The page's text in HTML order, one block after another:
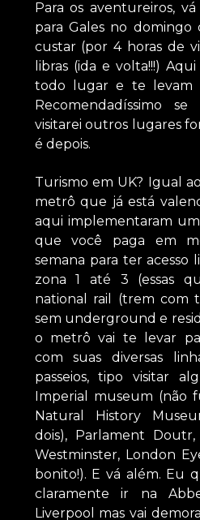
Para os aventureiros,
para Gales no
custar (por 4 horas de
libras (ida e volta!!!)
todo lugar e te levam
Recomendadíssimo
visitarei outros lugares
é depois.
Turismo em UK? Igual
metrô que já está
aqui implementaram
que você paga em
semana para ter acesso
zona 1 até 3 (essas
national rail (trem com
sem underground e
o metrô vai te levar
com suas diversas
passeios, tipo visitar
Imperial museum (não
Natural History
dois), Parlament
Westminster, London
bonito!). E vá além. Eu
claramente ir na
Liverpool mas vai